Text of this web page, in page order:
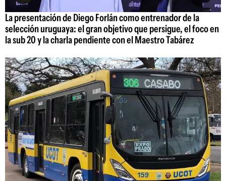
La presentación de Diego Forlán como entrenador de la
selección uruguaya: el gran objetivo que persigue, el foco en
la sub 20 y la charla pendiente con el Maestro Tabárez